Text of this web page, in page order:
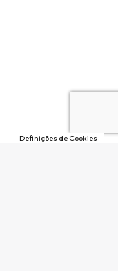
Definições de Cookies